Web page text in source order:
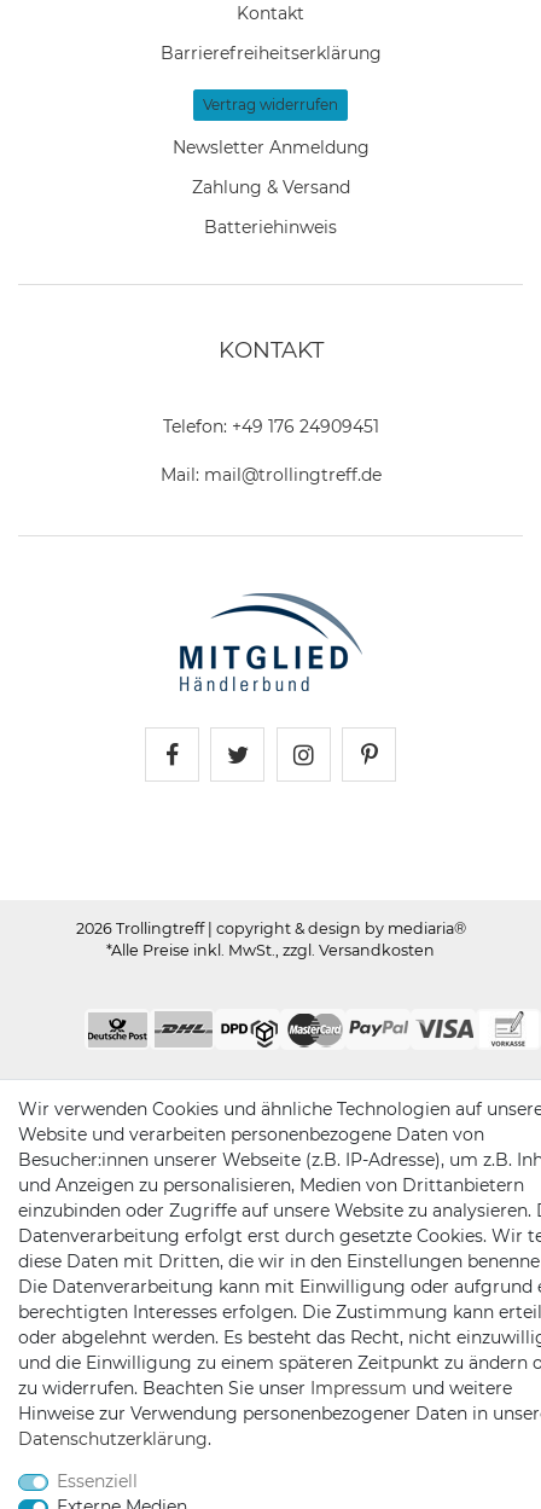
Kontakt
Barrierefreiheitserklärung
Vertrag widerrufen
Newsletter Anmeldung
Zahlung & Versand
Batteriehinweis
KONTAKT
Telefon: +49 176 24909451
Mail: mail@trollingtreff.de
2026 Trollingtreff | copyright & design by mediaria®
*Alle Preise inkl. MwSt., zzgl. Versandkosten
Wir verwenden Cookies und ähnliche Technologien auf
Website und verarbeiten personenbezogene Daten von
Besucher:innen unserer Webseite (z.B. IP-Adresse), um z.B.
und Anzeigen zu personalisieren, Medien von Drittanbietern
einzubinden oder Zugriffe auf unsere Website zu analysieren.
Datenverarbeitung erfolgt erst durch gesetzte Cookies. Wir
diese Daten mit Dritten, die wir in den Einstellungen
Die Datenverarbeitung kann mit Einwilligung oder aufgrund
berechtigten Interesses erfolgen. Die Zustimmung kann
oder abgelehnt werden. Es besteht das Recht, nicht
und die Einwilligung zu einem späteren Zeitpunkt zu ändern
zu widerrufen. Beachten Sie unser Impressum und weitere
Hinweise zur Verwendung personenbezogener Daten in
Daten­schutz­erklärung.
Essenziell